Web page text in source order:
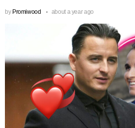
by Promiwood about a year ago